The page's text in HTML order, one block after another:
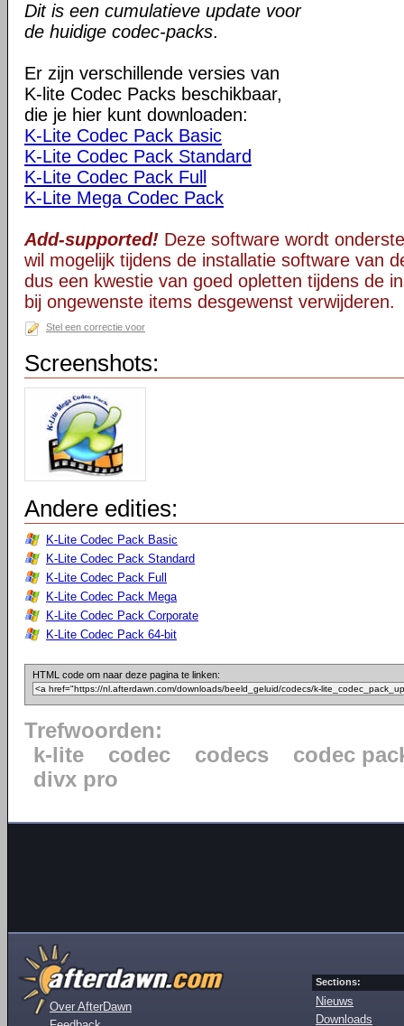
Dit is een cumulatieve update voor
de huidige codec-packs.
Er zijn verschillende versies van
K-lite Codec Packs beschikbaar,
die je hier kunt downloaden:
K-Lite Codec Pack Basic
K-Lite Codec Pack Standard
K-Lite Codec Pack Full
K-Lite Mega Codec Pack
Add-supported! Deze software wordt
wil mogelijk tijdens de installatie software van
dus een kwestie van goed opletten tijdens de
bij ongewenste items desgewenst verwijderen.
Stel een correctie voor
Screenshots:
Andere edities:
K-Lite Codec Pack Basic
K-Lite Codec Pack Standard
K-Lite Codec Pack Full
K-Lite Codec Pack Mega
K-Lite Codec Pack Corporate
K-Lite Codec Pack 64-bit
HTML code om naar deze pagina te linken:
Trefwoorden:
k-lite
codec codecs
codec
divx pro
Over AfterDawn
Sections:
Nieuws
Downloads